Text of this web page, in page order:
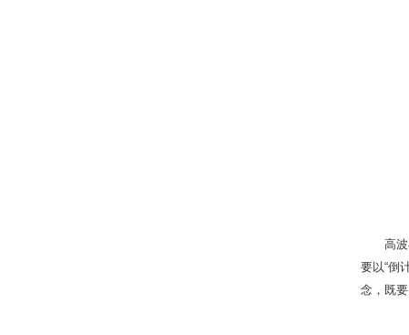
高
要以“倒
念，既